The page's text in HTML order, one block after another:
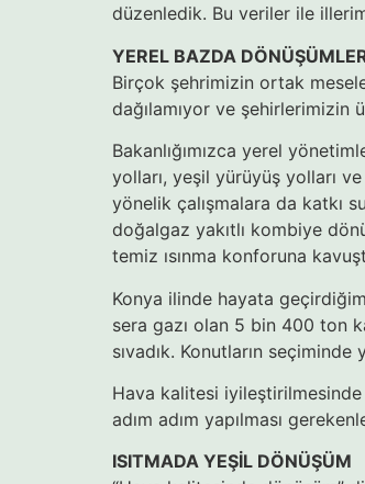
düzenledik. Bu veriler ile
YEREL BAZDA
Birçok şehrimizin ortak
dağılamıyor ve
Bakanlığımızca yerel
yolları, yeşil yürüyüş yolları
yönelik çalışmalara da katkı
doğalgaz yakıtlı kombiye
temiz ısınma konforuna
Konya ilinde hayata
sera gazı olan 5 bin 400 ton
sıvadık. Konutların
Hava kalitesi iyileştirilmesinde
adım adım yapılması
ISITMADA YEŞİL DÖNÜŞÜM